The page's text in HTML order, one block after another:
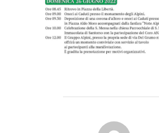
AUTORE DELL'ARTICOLO